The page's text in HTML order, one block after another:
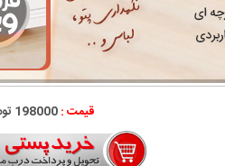
قیمت :198000 تومان